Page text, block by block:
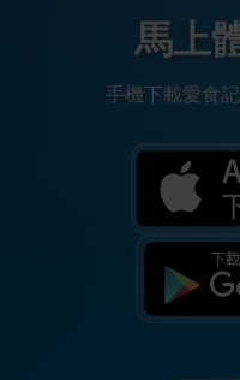
馬上
手機下載愛食